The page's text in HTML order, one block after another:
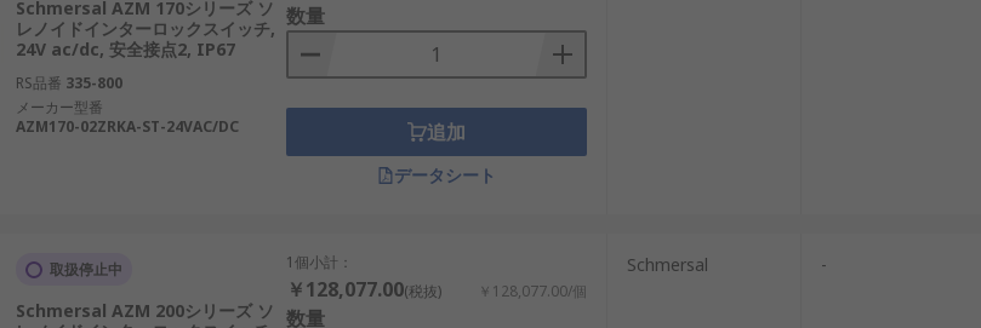
エータ、フレキシブルアクチュエータ、キー式アクチュエータ、ヒンジ式、ドア用アクチ
取付スペースに合わせます。
、価格だけでなく、メーカー仕様、供給電圧、ロック原理、保持力、安全出力、販売単
備への後付けや保守交換も多くあります。そのため、取付寸法、ケーブル方向、手動解
原理、保持力、アクチュエータの種類、安全出力、IP等級、規格資料、診断機能、安全
ロックを含む機械安全部品は、単体の形状だけでなく、安全リレーや安全コントロー
Schmersal AZM 170シリーズ ソ
レノイドインターロックスイッチ,
24V ac/dc, 安全接点2, IP67
RS品番 335-800
メーカー型番
AZM170-02ZRKA-ST-24VAC/DC
数量
追加
データシート
取扱停止中
Schmersal AZM 200シリーズ ソ
1個小計：
￥128,077.00(税抜) ￥128,077.00/個
数量
Schmersal -